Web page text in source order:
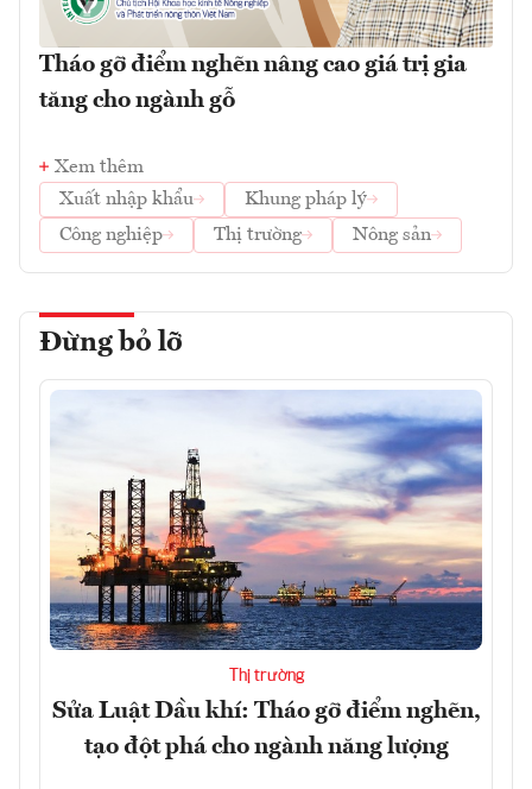
Tháo gỡ điểm nghẽn nâng cao giá trị gia
tăng cho ngành gỗ
Xem thêm
Xuất nhập khẩu
Khung pháp lý
Công nghiệp
Thị trường Nông sản
Đừng bỏ lỡ
Thị trường
Sửa Luật Dầu khí: Tháo gỡ điểm nghẽn,
tạo đột phá cho ngành năng lượng